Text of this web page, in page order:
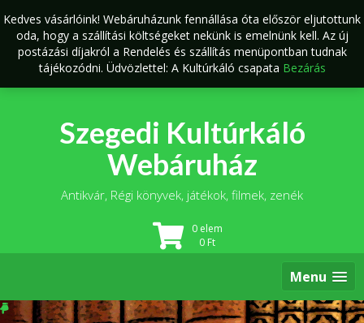
to
content
Szegedi Kultúrkáló
Webáruház
Antikvár, Régi könyvek, játékok, filmek, zenék
0 elem
0 Ft
Menu
Kedves vásárlóink! Webáruházunk fennállása óta először eljutottunk
oda, hogy a szállítási költségeket nekünk is emelnünk kell. Az új
postázási díjakról a Rendelés és szállítás menüpontban tudnak
tájékozódni. Üdvözlettel: A Kultúrkáló csapata Bezárás